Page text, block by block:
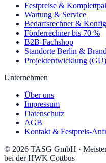
Festpreise &
Wartung & Service
Bedarfsrechner &
Förderrechner bis 70 %
B2B-Fachshop
Standorte Berlin &
Projektentwicklung
Unternehmen
Über uns
Impressum
Datenschutz
AGB
Kontakt & Festpreis-
© 2026 TASG GmbH ·
bei der HWK Cottbus